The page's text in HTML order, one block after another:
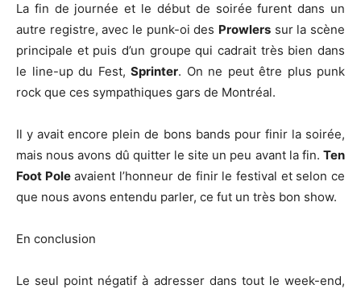
La fin de journée et le début de soirée furent dans un
autre registre, avec le punk-oi des Prowlers sur la scène
principale et puis d’un groupe qui cadrait très bien dans
le line-up du Fest, Sprinter. On ne peut être plus punk
rock que ces sympathiques gars de Montréal.
Il y avait encore plein de bons bands pour finir la soirée,
mais nous avons dû quitter le site un peu avant la fin. Ten
Foot Poleavaient l’honneur de finir le festival et selon ce
que nous avons entendu parler, ce fut un très bon show.
En conclusion
Le seul point négatif à adresser dans tout le week-end,